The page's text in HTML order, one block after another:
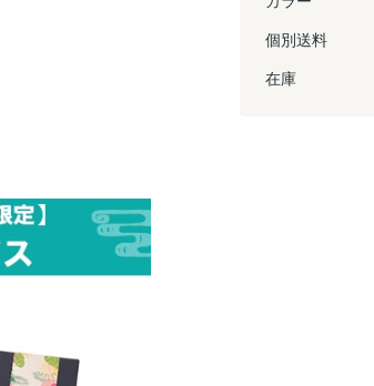
個別送料
在庫